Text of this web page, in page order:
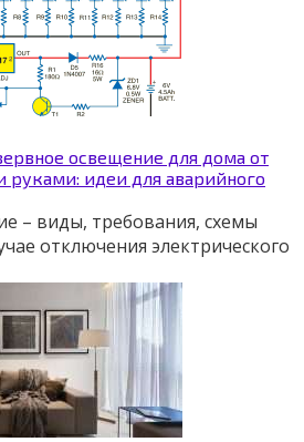
освещение для дома от
руками: идеи для аварийного
– виды, требования, схемы
отключения электрического